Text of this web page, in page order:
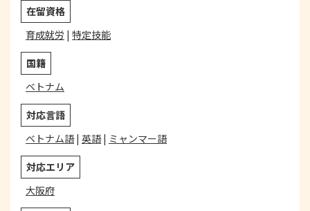
在留資格
育成就労 | 特定技能
国籍
ベトナム
対応言語
ベトナム語| 英語| ミャンマー語
対応エリア
大阪府